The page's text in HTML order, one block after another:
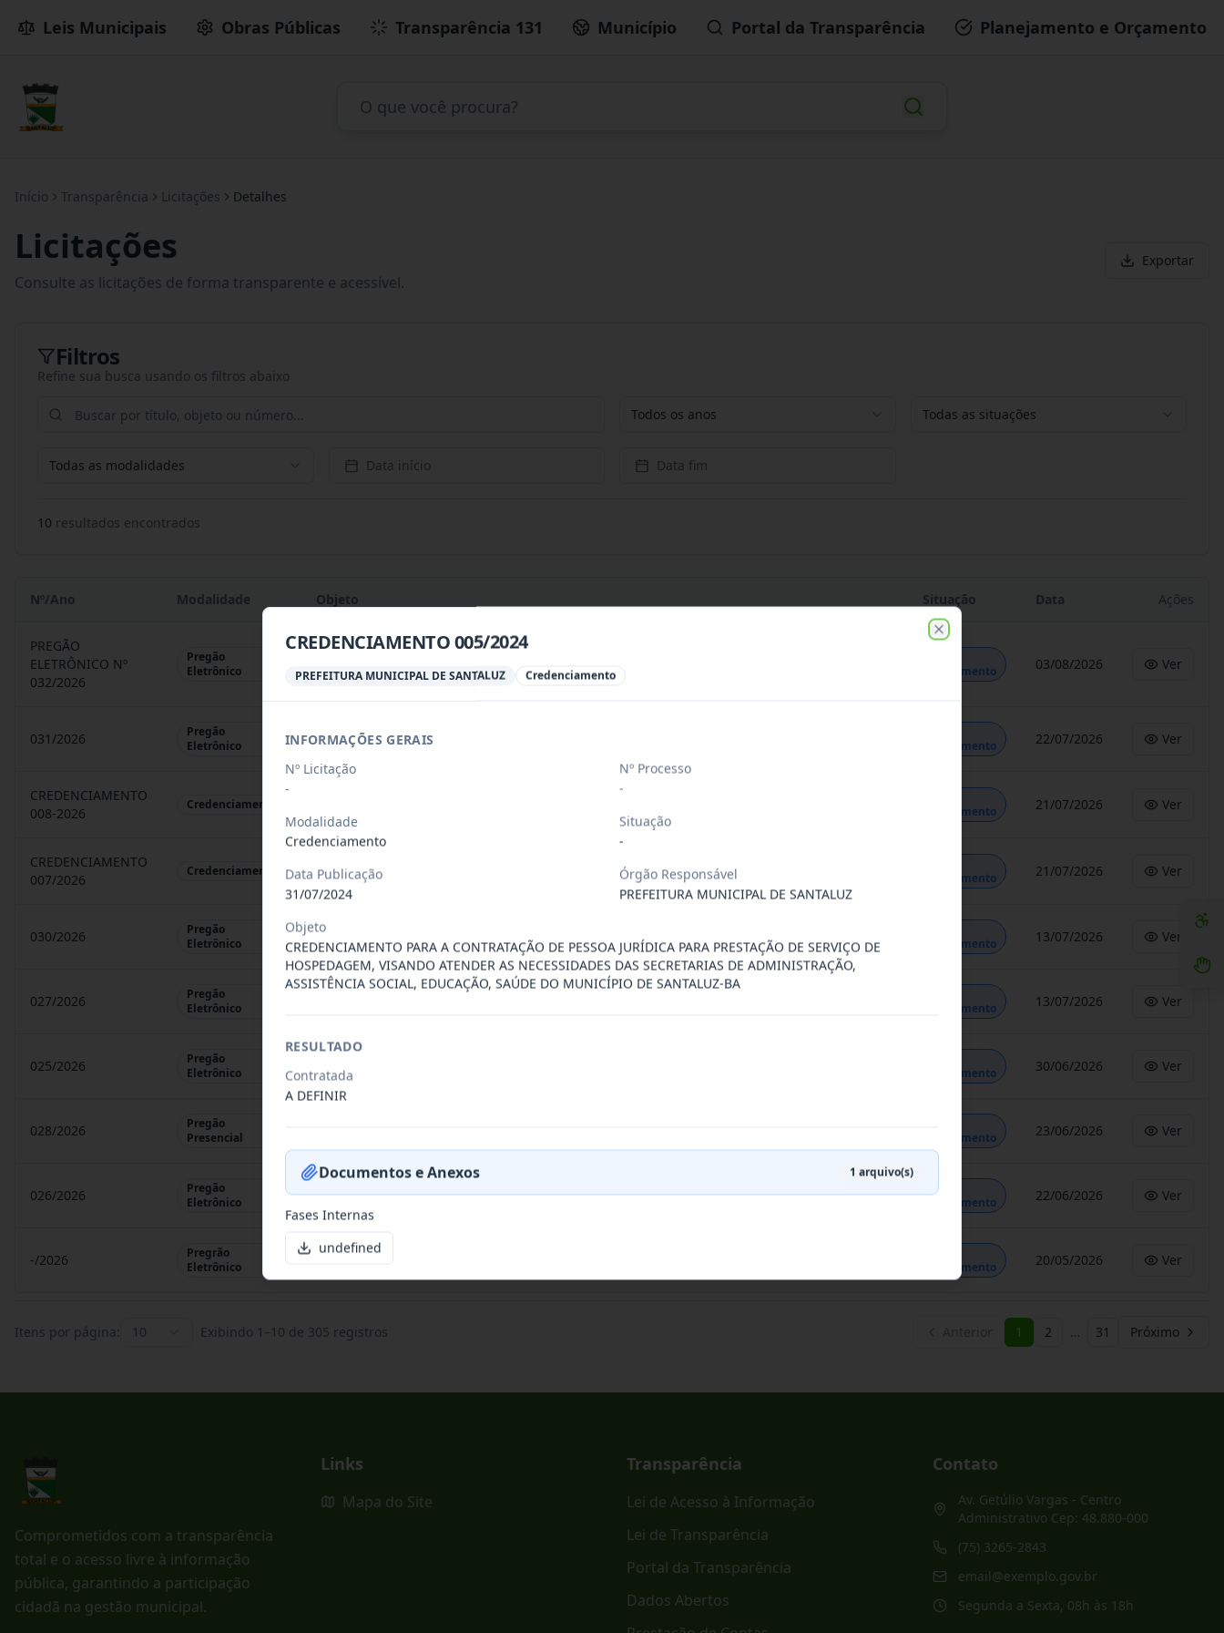
Leis Municipais Obras Públicas Transparência 131 Município Portal da Transparência Planejamento e Orçamento
Início Transparência Licitações Detalhes
Licitações
Consulte as licitações de forma transparente e acessível.
Exportar
Filtros
Refine sua busca usando os filtros abaixo
Todos os anos Todas as situações
Todas as modalidades Data início Data fim
10 resultados encontrados
Nº/Ano Modalidade Objeto Situação Data Ações
PREGÃO
ELETRÔNICO Nº
032/2026
Pregão
Eletrônico
Andamento
03/08/2026 Ver
031/2026
Pregão
Eletrônico
REGISTRO DE PREÇOS PARA AQUISIÇÃO DE PRODUTOS VETERINÁRIOS P
Andamento
22/07/2026 Ver
CREDENCIAMENTO
008-2026
Credenciamento
Andamento
21/07/2026 Ver
CREDENCIAMENTO
007/2026
Credenciamento CHAMAMENTO PÚBLICO PARA FINS DE CREDENCIAMENTO DE PESSOA JUR
Andamento
21/07/2026 Ver
030/2026
Pregão
Eletrônico
REGISTRO DE PREÇOS PARA FUTURA E EVENTUAL CONTRATAÇÃO DE EMP ...
Andamento
13/07/2026 Ver
027/2026
Pregão
Eletrônico
Andamento
13/07/2026 Ver
025/2026
Pregão
Eletrônico
REGISTRO DE PREÇO PARA A CONTRATAÇÃO DE EMPRESA PARA LOCAÇÃO
Andamento
30/06/2026 Ver
028/2026
Pregão
Presencial
Andamento
23/06/2026 Ver
026/2026
Pregão
Eletrônico
REGISTRO DE PREÇOS PARA FUTURO E EVENTUAL FORNECIMENTO DE GA...
Em
Andamento
22/06/2026 Ver
-/2026
Pregrão
Eletrônico
Pregrão Eletrônico PREGÃO ELETRÔNICO - SRP Nº 023/2026.
Andamento
20/05/2026 Ver
Itens por página: 10 Exibindo 1 –10 de 305 registros 1 2 … 31 Próximo
Comprometidos com a transparência
total e o acesso livre à informação
pública, garantindo a participação
cidadã na gestão municipal.
Links
Mapa do Site
Transparência
Lei de Acesso à Informação
Lei de Transparência
Portal da Transparência
Dados Abertos
Contato
Av. Getúlio Vargas - Centro
Administrativo Cep: 48.880-000
(75) 3265-2843
email@exemplo.gov.br
Segunda a Sexta, 08h às 18h
CREDENCIAMENTO 005/2024
PREFEITURA MUNICIPAL DE SANTALUZ Credenciamento
INFORMAÇÕES GERAIS
Nº Licitação
-
Nº Processo
-
Modalidade
Credenciamento
Situação
-
Data Publicação
31/07/2024
Órgão Responsável
PREFEITURA MUNICIPAL DE SANTALUZ
Objeto
CREDENCIAMENTO PARA A CONTRATAÇÃO DE PESSOA JURÍDICA PARA PRESTAÇÃO DE SERVIÇO DE
HOSPEDAGEM, VISANDO ATENDER AS NECESSIDADES DAS SECRETARIAS DE ADMINISTRAÇÃO,
ASSISTÊNCIA SOCIAL, EDUCAÇÃO, SAÚDE DO MUNICÍPIO DE SANTALUZ-BA
RESULTADO
Contratada
A DEFINIR
Documentos e Anexos 1 arquivo(s)
Fases Internas
undefined
Close